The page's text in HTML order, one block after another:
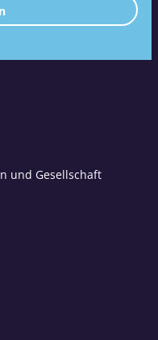
und Gesellschaft